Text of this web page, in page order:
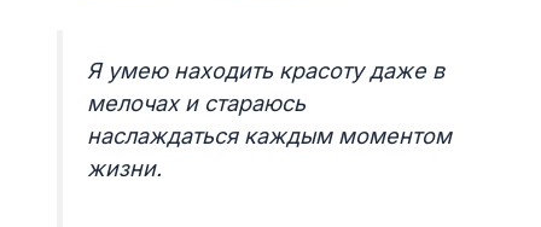
Я умею находить красоту даже в
мелочах и стараюсь
наслаждаться каждым моментом
жизни.